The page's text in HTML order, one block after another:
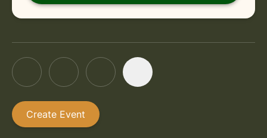
Create Event